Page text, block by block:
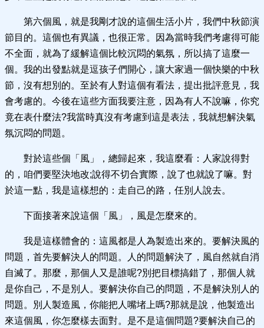
第六個風，就是我剛才說的這個生活小片，我們中秋節演
節目的。這個也有異議，也很正常。因為當時我們考慮得可能
不全面，就為了緩解這個比較沉悶的氣氛，所以搞了這麼一
個。我的出發點就是逗孩子們開心，讓大家過一個快樂的中秋
節，沒有想別的。至於有人對這個有看法，提出批評意見，我
會考慮的。今後在這些方面我要注意，因為有人不說嘛，你究
竟在表什麼法?我當時真沒有考慮到這是表法，我就想解決氣
氛沉悶的問題。
對於這些個「風」，總歸起來，我這麼看：人家說得對
的，咱們要堅決地改;說得不切合實際，說了也就說了嘛。對
於這一點，我是這樣想的：走自己的路，任別人說去。
下面接著來說這個「風」，風是怎麼來的。
我是這樣體會的：這風都是人為製造出來的。要解決風的
問題，首先要解決人的問題。人的問題解決了，風自然就自消
自滅了。那麼，那個人又是誰呢?別把目標搞錯了，那個人就
是你自己，不是別人。要解決你自己的問題，不是解決別人的
問題。別人製造風，你能把人嘴堵上嗎?那就是說，他製造出
來這個風，你怎麼樣去面對。是不是這個問題?要解決自己的